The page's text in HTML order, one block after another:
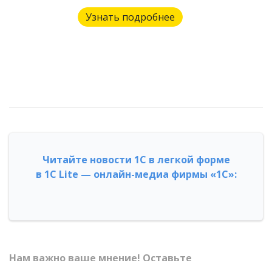
Узнать подробнее
Читайте новости 1С в легкой форме
в 1С Lite — онлайн-медиа фирмы «1С»:
Нам важно ваше мнение! Оставьте